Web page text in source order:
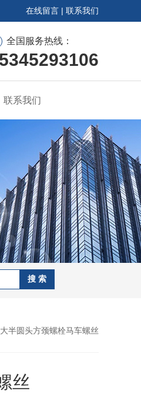
在线留言 | 联系我们
全国服务热线：
联系我们
半圆头方颈螺栓马车螺丝
丝